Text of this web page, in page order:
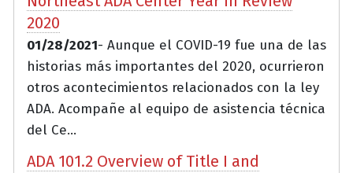
2020
01/28/2021- Aunque el COVID-19 fue una de las
historias más importantes del 2020, ocurrieron
otros acontecimientos relacionados con la ley
ADA. Acompañe al equipo de asistencia técnica
del Ce...
ADA 101.2 Overview of Title I and